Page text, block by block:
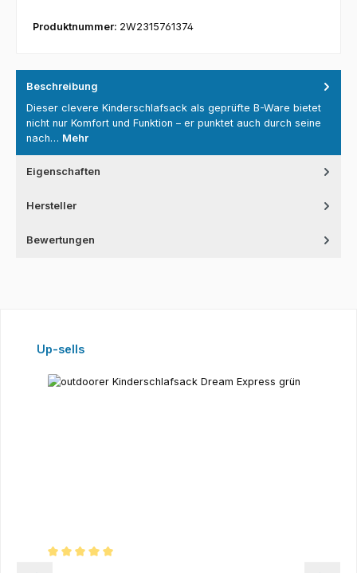
Produktnummer: 2W2315761374
Beschreibung
Dieser clevere Kinderschlafsack als geprüfte B-Ware bietet
nicht nur Komfort und Funktion – er punktet auch durch seine
nach… Mehr
Eigenschaften
Hersteller
Bewertungen
Produktgalerie überspringen
Up-sells